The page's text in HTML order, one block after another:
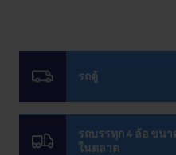
รถตู้
รถบรรทุก 4 ล้อ ขนา
ในตลาด​